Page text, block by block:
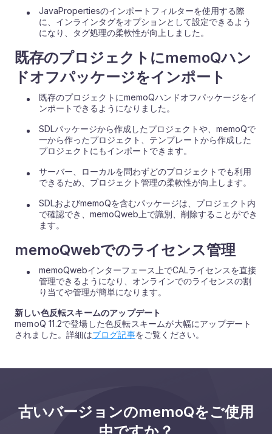
JavaPropertiesのインポートフィルターを使用する際
に、インラインタグをオプションとして設定できるよう
になり、タグ処理の柔軟性が向上しました。
既存のプロジェクトにmemoQハン
ドオフパッケージをインポート
既存のプロジェクトにmemoQハンドオフパッケージをイ
ンポートできるようになりました。
SDLパッケージから作成したプロジェクトや、memoQで
一から作ったプロジェクト、テンプレートから作成した
プロジェクトにもインポートできます。
サーバー、ローカルを問わずどのプロジェクトでも利用
できるため、プロジェクト管理の柔軟性が向上します。
SDLおよびmemoQを含むパッケージは、プロジェクト内
で確認でき、memoQweb上で識別、削除することができ
ます。
memoQwebでのライセンス管理
memoQwebインターフェース上でCALライセンスを直接
管理できるようになり、オンラインでのライセンスの割
り当てや管理が簡単になります。
新しい色反転スキームのアップデート
memoQ 11.2で登場した色反転スキームが大幅にアップデート
されました。詳細はブログ記事をご覧ください。
古いバージョンのmemoQをご使用